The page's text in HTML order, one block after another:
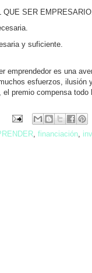
QUE SER
y suficiente.
emprendedor es una
esfuerzos,
premio compensa todo
financiación